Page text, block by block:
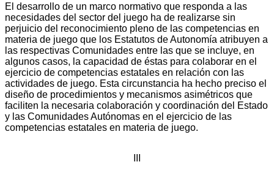
El desarrollo de un marco normativo que responda a las
necesidades del sector del juego ha de realizarse sin
perjuicio del reconocimiento pleno de las competencias en
materia de juego que los Estatutos de Autonomía atribuyen a
las respectivas Comunidades entre las que se incluye, en
algunos casos, la capacidad de éstas para colaborar en el
ejercicio de competencias estatales en relación con las
actividades de juego. Esta circunstancia ha hecho preciso el
diseño de procedimientos y mecanismos asimétricos que
faciliten la necesaria colaboración y coordinación del Estado
y las Comunidades Autónomas en el ejercicio de las
competencias estatales en materia de juego.